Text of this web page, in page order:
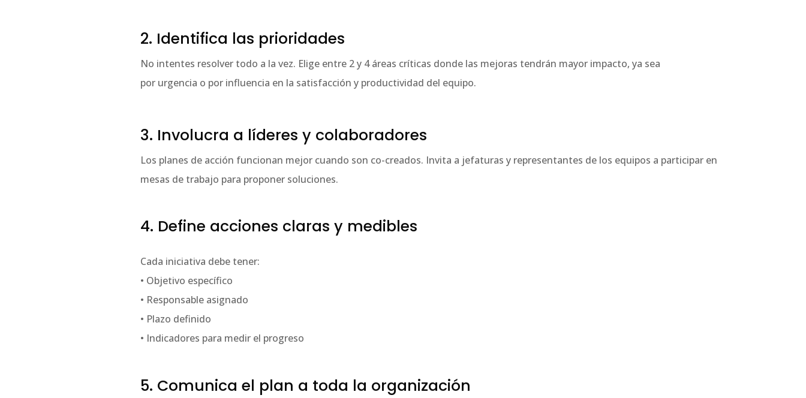
2. Identifica las prioridades
No intentes resolver todo a la vez. Elige entre 2 y 4 áreas críticas donde las mejoras tendrán mayor impacto, ya sea
por urgencia o por influencia en la satisfacción y productividad del equipo.
3. Involucra a líderes y colaboradores
Los planes de acción funcionan mejor cuando son co-creados. Invita a jefaturas y representantes de los equipos a participar en
mesas de trabajo para proponer soluciones.
4. Define acciones claras y medibles
Cada iniciativa debe tener:
• Objetivo específico
• Responsable asignado
• Plazo definido
• Indicadores para medir el progreso
5. Comunica el plan a toda la organización